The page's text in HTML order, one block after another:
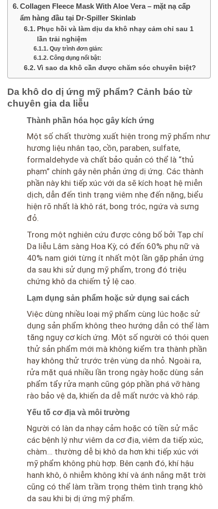
Collagen Fleece Mask With Aloe Vera – mặt nạ cấp
ẩm hàng đầu tại Dr-Spiller Skinlab
Phục hồi và làm dịu da khô nhạy cảm chỉ sau 1
lần trải nghiệm
Quy trình đơn giản:
Công dụng nổi bật:
Vì sao da khô cần được chăm sóc chuyên biệt?
Da khô do dị ứng mỹ phẩm? Cảnh báo từ
chuyên gia da liễu
Thành phần hóa học gây kích ứng
Một số chất thường xuất hiện trong mỹ phẩm như
hương liệu nhân tạo, cồn, paraben, sulfate,
formaldehyde và chất bảo quản có thể là “thủ
phạm” chính gây nên phản ứng dị ứng. Các thành
phần này khi tiếp xúc với da sẽ kích hoạt hệ miễn
dịch, dẫn đến tình trạng viêm nhẹ đến nặng, biểu
hiện rõ nhất là khô rát, bong tróc, ngứa và sưng
đỏ.
Trong một nghiên cứu được công bố bởi Tạp chí
Da liễu Lâm sàng Hoa Kỳ, có đến 60% phụ nữ và
40% nam giới từng ít nhất một lần gặp phản ứng
da sau khi sử dụng mỹ phẩm, trong đó triệu
chứng khô da chiếm tỷ lệ cao.
Lạm dụng sản phẩm hoặc sử dụng sai cách
Việc dùng nhiều loại mỹ phẩm cùng lúc hoặc sử
dụng sản phẩm không theo hướng dẫn có thể làm
tăng nguy cơ kích ứng. Một số người có thói quen
thử sản phẩm mới mà không kiểm tra thành phần
hay không thử trước trên vùng da nhỏ. Ngoài ra,
rửa mặt quá nhiều lần trong ngày hoặc dùng sản
phẩm tẩy rửa mạnh cũng góp phần phá vỡ hàng
rào bảo vệ da, khiến da dễ mất nước và khô ráp.
Yếu tố cơ địa và môi trường
Người có làn da nhạy cảm hoặc có tiền sử mắc
các bệnh lý như viêm da cơ địa, viêm da tiếp xúc,
chàm… thường dễ bị khô da hơn khi tiếp xúc với
mỹ phẩm không phù hợp. Bên cạnh đó, khí hậu
hanh khô, ô nhiễm không khí và ánh nắng mặt trời
cũng có thể làm trầm trọng thêm tình trạng khô
da sau khi bị dị ứng mỹ phẩm.